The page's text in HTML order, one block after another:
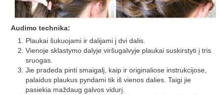
Audimo technika:
Plaukai šukuojami ir dalijami į dvi dalis.
Vienoje sklastymo dalyje viršugalvyje plaukai suskirstyti į tris
sruogas.
Jie pradeda pinti smaigalį, kaip ir originaliose instrukcijose,
palaidus plaukus pyndami tik iš vienos dalies. Taigi jie
pasiekia maždaug galvos vidurį.